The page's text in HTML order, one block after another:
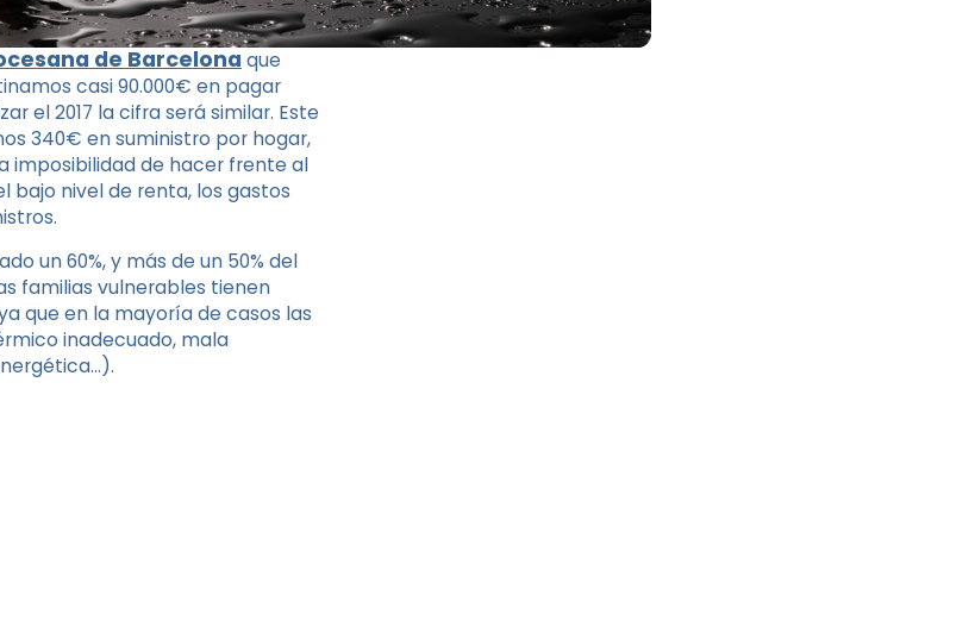
de Barcelona que
casi 90.000€ en pagar
el 2017 la cifra será similar. Este
340€ en suministro por hogar,
imposibilidad de hacer frente al
nivel de renta, los gastos
un 60%, y más de un 50% del
familias vulnerables tienen
que en la mayoría de casos las
inadecuado, mala